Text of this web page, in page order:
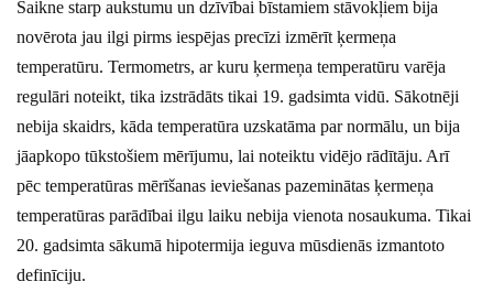
Saikne starp aukstumu un dzīvībai bīstamiem stāvokļiem bija
novērota jau ilgi pirms iespējas precīzi izmērīt ķermeņa
temperatūru. Termometrs, ar kuru ķermeņa temperatūru varēja
regulāri noteikt, tika izstrādāts tikai 19. gadsimta vidū. Sākotnēji
nebija skaidrs, kāda temperatūra uzskatāma par normālu, un bija
jāapkopo tūkstošiem mērījumu, lai noteiktu vidējo rādītāju. Arī
pēc temperatūras mērīšanas ieviešanas pazeminātas ķermeņa
temperatūras parādībai ilgu laiku nebija vienota nosaukuma. Tikai
20. gadsimta sākumā hipotermija ieguva mūsdienās izmantoto
definīciju.